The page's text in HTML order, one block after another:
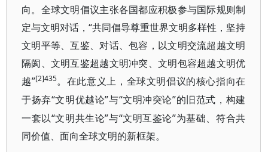
向。全球文明倡议主张各国都应积极参与国际规则制
定与文明对话，“共同倡导尊重世界文明多样性，坚持
文明平等、互鉴、对话、包容，以文明交流超越文明
隔阂、文明互鉴超越文明冲突、文明包容超越文明优
越”[2]435。在此意义上，全球文明倡议的核心指向在
于扬弃“文明优越论”与“文明冲突论”的旧范式，构建
一套以“文明共生论”与“文明互鉴论”为基础、符合共
同价值、面向全球文明的新框架。